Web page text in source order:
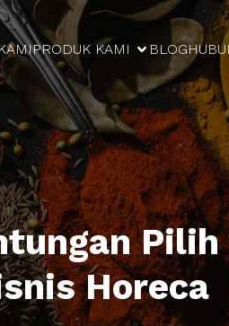
PRODUK KAMI BLOG
Horeca